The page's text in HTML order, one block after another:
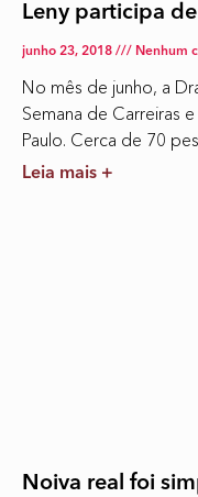
Leny participa
junho 23, 2018 Nenhum
No mês de junho, a
Semana de Carreiras
Paulo. Cerca de 70
Leia mais +
Noiva real foi